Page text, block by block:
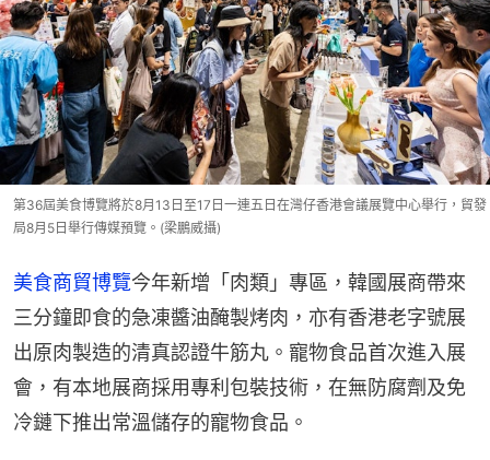
第36屆美食博覽將於8月13日至17日一連五日在灣仔香港會議展覽中心舉行，貿發
局8月5日舉行傳媒預覽。(梁鵬威攝)
美食商貿博覽今年新增「肉類」專區，韓國展商帶來
三分鐘即食的急凍醬油醃製烤肉，亦有香港老字號展
出原肉製造的清真認證牛筋丸。寵物食品首次進入展
會，有本地展商採用專利包裝技術，在無防腐劑及免
冷鏈下推出常溫儲存的寵物食品。